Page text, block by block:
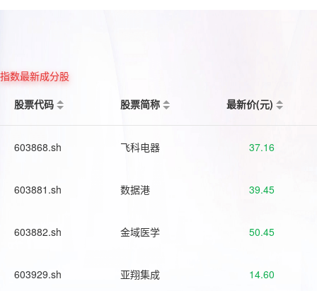
指数最新成分股
股票代码
股票简称 最新价(元)
603868.sh 飞科电器 37.16
603881.sh 数据港 39.45
603882.sh 金域医学 50.45
603929.sh 亚翔集成 14.60